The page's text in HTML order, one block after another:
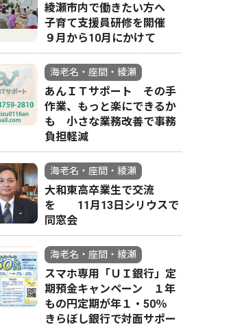
綾瀬市内で働きたい方へ
子育て支援員研修を開催
９月から10月にかけて
海老名・座間・綾瀬
あんＩＴサポート その手
作業、もっと楽にできるか
も 小さな業務改善で事務
負担軽減
海老名・座間・綾瀬
大和東高卒業生で交流
を 11月13日シリウスで
同窓会
海老名・座間・綾瀬
スマホ専用「ＵＩ銀行」定
期預金キャンペーン １年
もの円定期が年１・50％
きらぼし銀行で対面サポー